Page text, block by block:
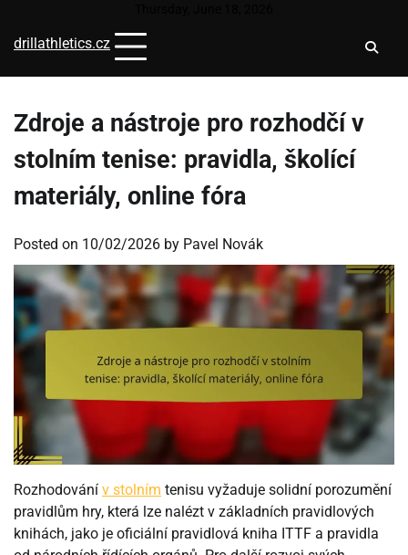
content
drillathletics.cz
Zdroje a nástroje pro rozhodčí v
stolním tenise: pravidla, školící
materiály, online fóra
Posted on 10/02/2026 by Pavel Novák
Rozhodování v stolním tenisu vyžaduje solidní porozumění
pravidlům hry, která lze nalézt v základních pravidlových
knihách, jako je oficiální pravidlová kniha ITTF a pravidla